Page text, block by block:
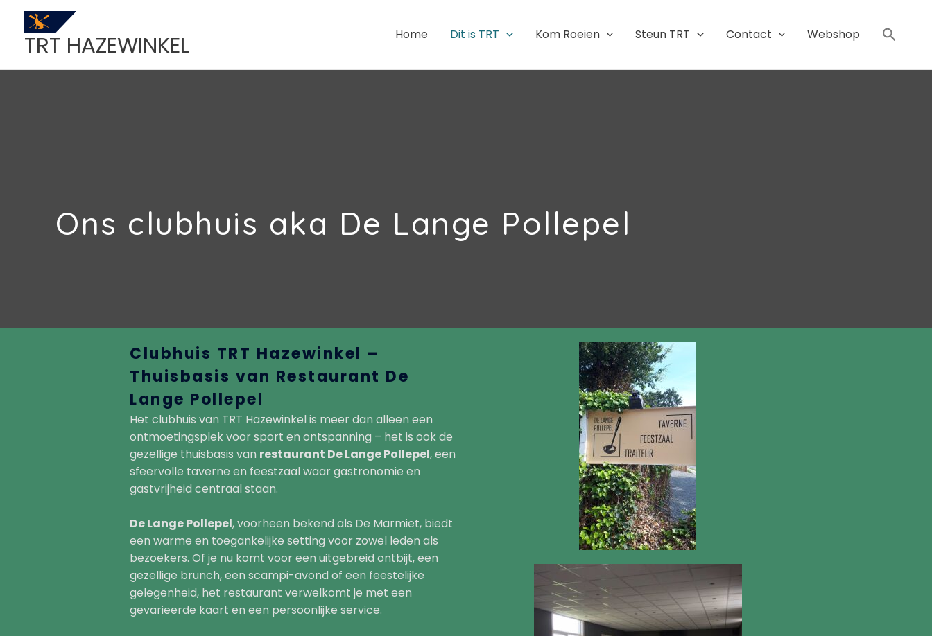
Spring
TRT HAZEWINKEL Home Dit is TRT Kom Roeien Steun TRT Contact Webshop
Ons clubhuis aka De Lange Pollepel
Clubhuis TRT Hazewinkel –
Thuisbasis van Restaurant De
Lange Pollepel
Het clubhuis van TRT Hazewinkel is meer dan alleen een
ontmoetingsplek voor sport en ontspanning – het is ook de
gezellige thuisbasis van restaurant De Lange Pollepel, een
sfeervolle taverne en feestzaal waar gastronomie en
gastvrijheid centraal staan.
De Lange Pollepel, voorheen bekend als De Marmiet, biedt
een warme en toegankelijke setting voor zowel leden als
bezoekers. Of je nu komt voor een uitgebreid ontbijt, een
gezellige brunch, een scampi-avond of een feestelijke
gelegenheid, het restaurant verwelkomt je met een
gevarieerde kaart en een persoonlijke service.